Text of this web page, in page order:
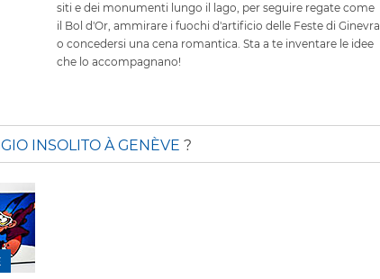
siti e dei monumenti lungo il lago, per seguire regate come
il Bol d'Or, ammirare i fuochi d'artificio delle Feste di Ginevra
o concedersi una cena romantica. Sta a te inventare le idee
che lo accompagnano!
INSOLITO À GENÈVE ?